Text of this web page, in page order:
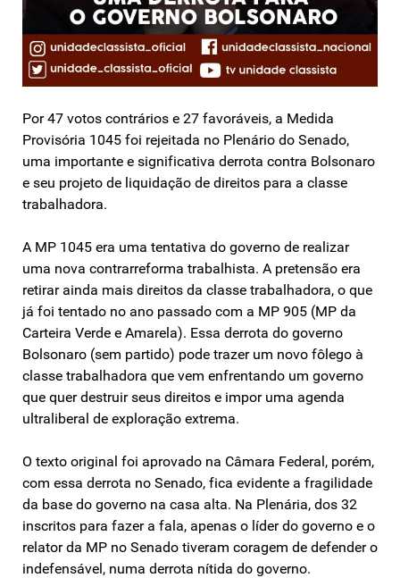
Por 47 votos contrários e 27 favoráveis, a Medida
Provisória 1045 foi rejeitada no Plenário do Senado,
uma importante e significativa derrota contra Bolsonaro
e seu projeto de liquidação de direitos para a classe
trabalhadora.
A MP 1045 era uma tentativa do governo de realizar
uma nova contrarreforma trabalhista. A pretensão era
retirar ainda mais direitos da classe trabalhadora, o que
já foi tentado no ano passado com a MP 905 (MP da
Carteira Verde e Amarela). Essa derrota do governo
Bolsonaro (sem partido) pode trazer um novo fôlego à
classe trabalhadora que vem enfrentando um governo
que quer destruir seus direitos e impor uma agenda
ultraliberal de exploração extrema.
O texto original foi aprovado na Câmara Federal, porém,
com essa derrota no Senado, fica evidente a fragilidade
da base do governo na casa alta. Na Plenária, dos 32
inscritos para fazer a fala, apenas o líder do governo e o
relator da MP no Senado tiveram coragem de defender o
indefensável, numa derrota nítida do governo.